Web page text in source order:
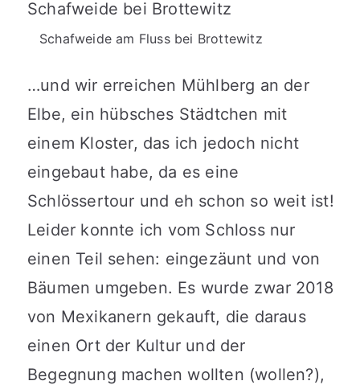
Schafweide am Fluss bei Brottewitz
…und wir erreichen Mühlberg an der
Elbe, ein hübsches Städtchen mit
einem Kloster, das ich jedoch nicht
eingebaut habe, da es eine
Schlössertour und eh schon so weit ist!
Leider konnte ich vom Schloss nur
einen Teil sehen: eingezäunt und von
Bäumen umgeben. Es wurde zwar 2018
von Mexikanern gekauft, die daraus
einen Ort der Kultur und der
Begegnung machen wollten (wollen?),